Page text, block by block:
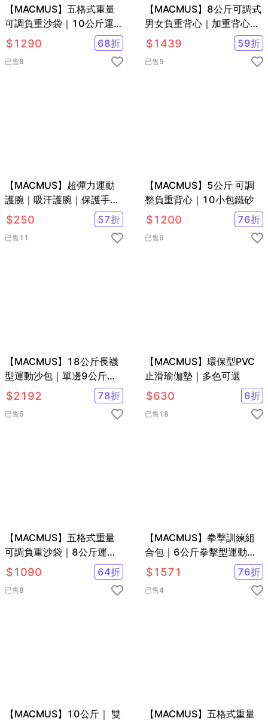
【MACMUS】五格式重量
可調負重沙袋｜10公斤運動
沙包/單邊5公斤負重沙包 重
量可調沙包 綁手沙包 綁腿
沙包
$1290 68折
已售8
【MACMUS】8公斤可調式
男女負重背心｜加重背心加
重衣｜復健背心 復健加重衣
$1439 59折
已售5
【MACMUS】超彈力運動
護腕｜吸汗護腕｜保護手腕
避免手腕大動作活動｜隨時
可清洗
$250 57折
已售 11
【MACMUS】5公斤 可調
整負重背心｜10小包鐵砂
$1200 76折
已售9
【MACMUS】18公斤長襪
型運動沙包｜單邊9公斤腿
部專用負重沙袋｜適合健
走、慢跑等運動
$2192 78折
已售5
【MACMUS】環保型PVC
止滑瑜伽墊｜多色可選
$630 6折
已售 18
【MACMUS】五格式重量
可調負重沙袋｜8公斤運動
沙包/單邊4公斤負重沙包 重
量可調沙包 綁手沙包 綁腿
沙包
$1090 64折
已售8
【MACMUS】拳擊訓練組
合包｜6公斤拳擊型運動沙
包+拳擊反應球｜單邊3公斤
手部專用負重沙袋
$1571 76折
已售4
【MACMUS】10公斤｜ 雙
【MACMUS】五格式重量